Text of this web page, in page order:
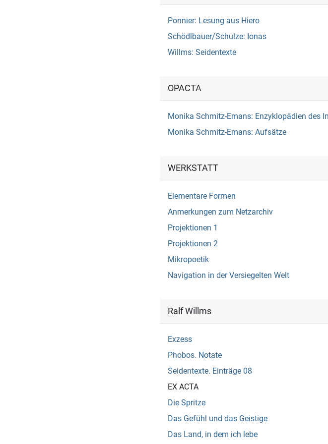
Ponnier: Lesung aus Hiero
Schödlbauer/Schulze: Ionas
Willms: Seidentexte
OPACTA
Monika Schmitz-Emans: Enzyklopädien des
Monika Schmitz-Emans: Aufsätze
WERKSTATT
Elementare Formen
Anmerkungen zum Netzarchiv
Projektionen 1
Projektionen 2
Mikropoetik
Navigation in der Versiegelten Welt
Ralf Willms
Exzess
Phobos. Notate
Seidentexte. Einträge 08
EX ACTA
Die Spritze
Das Gefühl und das Geistige
Das Land, in dem ich lebe